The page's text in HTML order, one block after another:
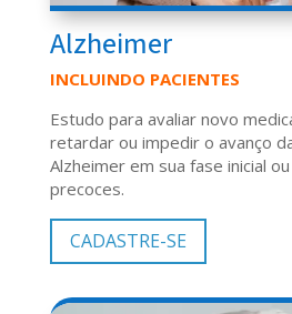
Alzheimer
INCLUINDO PACIENTES
Estudo para avaliar novo
retardar ou impedir o avanço
Alzheimer em sua fase inicial
precoces.
CADASTRE-SE